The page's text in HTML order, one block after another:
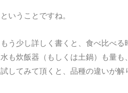
ということですね。
もう少し詳しく書くと、食べ比べる
水も炊飯器（もしくは土鍋）も量も
試してみて頂くと、品種の違いが解